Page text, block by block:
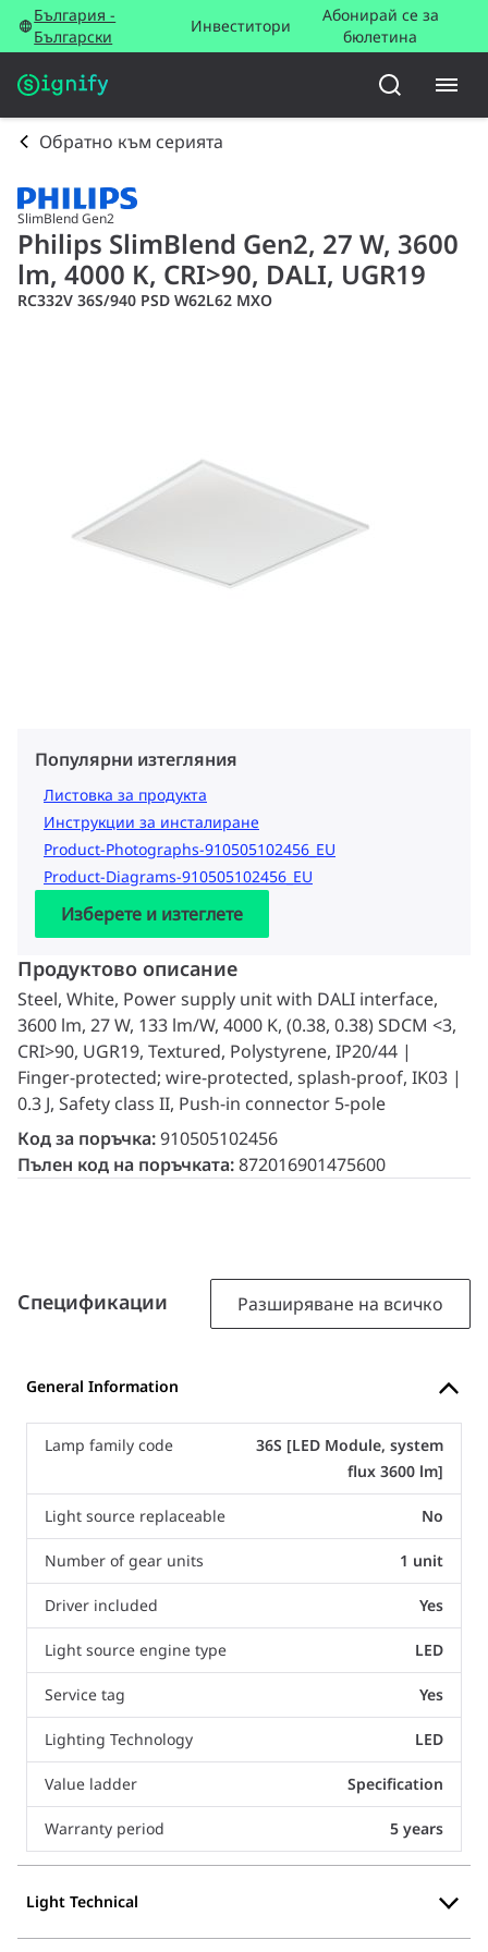
България -
Български
Инвеститори
Абонирай се за
бюлетина
Обратно към серията
SlimBlend Gen2
Philips SlimBlend Gen2, 27 W, 3600
lm, 4000 K, CRI>90, DALI, UGR19
RC332V 36S/940 PSD W62L62 MXO
Популярни изтегляния
Листовка за продукта
Инструкции за инсталиране
Product-Photographs-910505102456_EU
Product-Diagrams-910505102456_EU
Изберете и изтеглете
Продуктово описание
Steel, White, Power supply unit with DALI interface,
3600 lm, 27 W, 133 lm/W, 4000 K, (0.38, 0.38) SDCM <3,
CRI>90, UGR19, Textured, Polystyrene, IP20/44 |
Finger-protected; wire-protected, splash-proof, IK03 |
0.3 J, Safety class II, Push-in connector 5-pole
Код за поръчка:910505102456
Пълен код на поръчката:872016901475600
Спецификации Разширяване на всичко
General Information
Lamp family code
36S [LED Module, system
flux 3600 lm]
Light source replaceable No
Number of gear units 1 unit
Driver included Yes
Light source engine type LED
Service tag Yes
Lighting Technology LED
Value ladder Specification
Warranty period 5 years
Light Technical